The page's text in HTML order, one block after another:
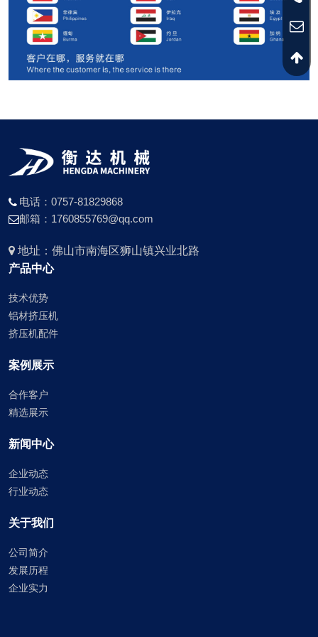
电话：0757-81829868
邮箱：1760855769@qq.com
地址：佛山市南海区狮山镇兴业北路
产品中心
技术优势
铝材挤压机
挤压机配件
案例展示
合作客户
精选展示
新闻中心
企业动态
行业动态
关于我们
公司简介
发展历程
企业实力